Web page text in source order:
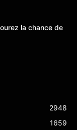
la chance de
2948
1659